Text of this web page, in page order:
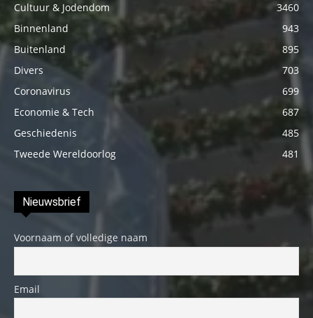
Cultuur & Jodendom
3460
Binnenland
943
Buitenland
895
Divers
703
Coronavirus
699
Economie & Tech
687
Geschiedenis
485
Tweede Wereldoorlog
481
Nieuwsbrief
Voornaam of volledige naam
Email